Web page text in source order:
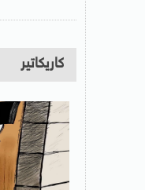
كاريكاتير